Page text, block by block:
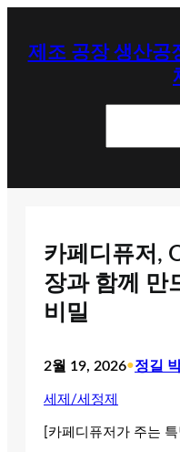
제조 공장 생산공
카페디퓨저,
장과 함께 만
비밀
2월 19, 2026•정길
세제/세정제
[카페디퓨저가 주는